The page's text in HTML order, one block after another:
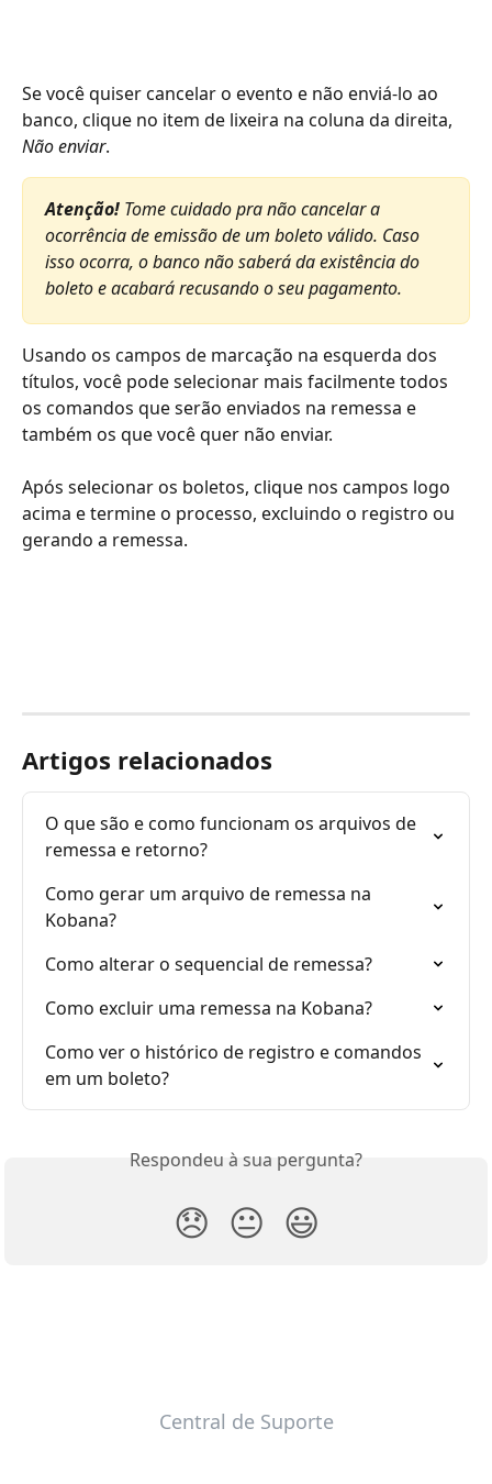
Se você quiser cancelar o evento e não enviá-lo ao
banco, clique no item de lixeira na coluna da direita,
Não enviar.
Atenção! Tome cuidado pra não cancelar a
ocorrência de emissão de um boleto válido. Caso
isso ocorra, o banco não saberá da existência do
boleto e acabará recusando o seu pagamento.
Usando os campos de marcação na esquerda dos
títulos, você pode selecionar mais facilmente todos
os comandos que serão enviados na remessa e
também os que você quer não enviar.
Após selecionar os boletos, clique nos campos logo
acima e termine o processo, excluindo o registro ou
gerando a remessa.
Artigos relacionados
O que são e como funcionam os arquivos de
remessa e retorno?
Como gerar um arquivo de remessa na
Kobana?
Como alterar o sequencial de remessa?
Como excluir uma remessa na Kobana?
Como ver o histórico de registro e comandos
em um boleto?
Respondeu à sua pergunta?
😞 😐 😃
Central de Suporte